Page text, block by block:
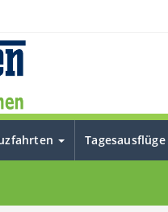
Tagesausflüge